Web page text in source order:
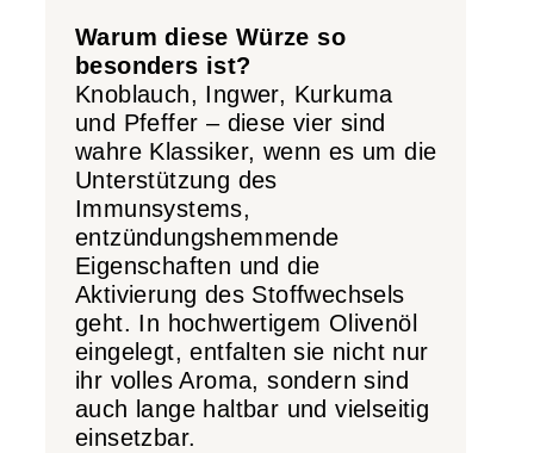
Warum diese Würze so
besonders ist?
Knoblauch, Ingwer, Kurkuma
und Pfeffer – diese vier sind
wahre Klassiker, wenn es um die
Unterstützung des
Immunsystems,
entzündungshemmende
Eigenschaften und die
Aktivierung des Stoffwechsels
geht. In hochwertigem Olivenöl
eingelegt, entfalten sie nicht nur
ihr volles Aroma, sondern sind
auch lange haltbar und vielseitig
einsetzbar.